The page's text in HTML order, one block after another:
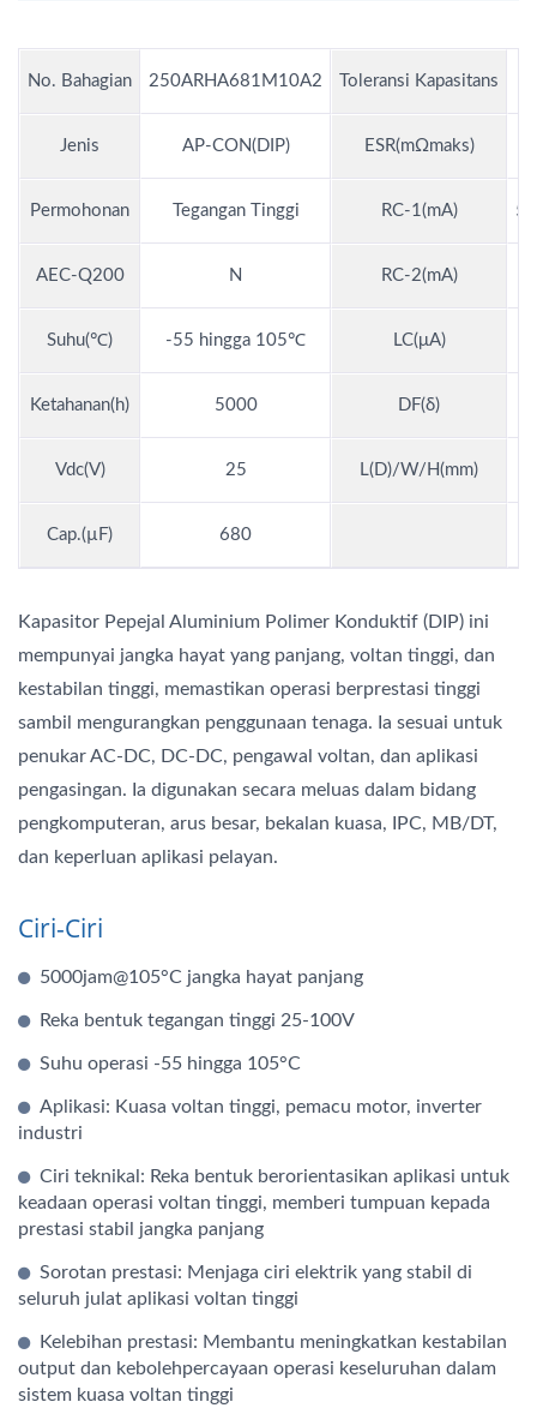
No. Bahagian 250ARHA681M10A2 Toleransi Kapasitans
Jenis AP-CON(DIP) ESR(mΩmaks)
Permohonan Tegangan Tinggi RC-1(mA)
AEC-Q200 N RC-2(mA)
Suhu(℃) -55 hingga 105℃ LC(μA)
Ketahanan(h) 5000 DF(δ)
Vdc(V) 25 L(D)/W/H(mm)
Cap.(µF) 680
Kapasitor Pepejal Aluminium Polimer Konduktif (DIP) ini
mempunyai jangka hayat yang panjang, voltan tinggi, dan
kestabilan tinggi, memastikan operasi berprestasi tinggi
sambil mengurangkan penggunaan tenaga. Ia sesuai untuk
penukar AC-DC, DC-DC, pengawal voltan, dan aplikasi
pengasingan. Ia digunakan secara meluas dalam bidang
pengkomputeran, arus besar, bekalan kuasa, IPC, MB/DT,
dan keperluan aplikasi pelayan.
Ciri-Ciri
5000jam@105°C jangka hayat panjang
Reka bentuk tegangan tinggi 25-100V
Suhu operasi -55 hingga 105°C
Aplikasi: Kuasa voltan tinggi, pemacu motor, inverter
industri
Ciri teknikal: Reka bentuk berorientasikan aplikasi untuk
keadaan operasi voltan tinggi, memberi tumpuan kepada
prestasi stabil jangka panjang
Sorotan prestasi: Menjaga ciri elektrik yang stabil di
seluruh julat aplikasi voltan tinggi
Kelebihan prestasi: Membantu meningkatkan kestabilan
output dan kebolehpercayaan operasi keseluruhan dalam
sistem kuasa voltan tinggi